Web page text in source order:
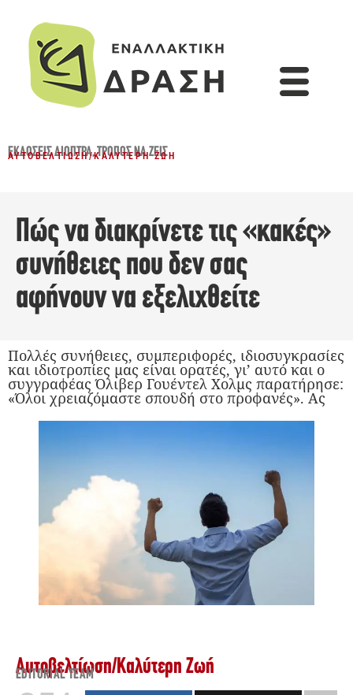
ΕΚΔΌΣΕΙΣ ΔΙΌΠΤΡΑ,ΤΡΌΠΟΣ ΝΑ ΖΕΙΣ
ΑΥΤΟΒΕΛΤΊΩΣΗ/ΚΑΛΎΤΕΡΗ ΖΩΉ
Πώς να διακρίνετε τις «κακές»
συνήθειες που δεν σας
αφήνουν να εξελιχθείτε
Πολλές συνήθειες, συμπεριφορές, ιδιοσυγκρασίες
και ιδιοτροπίες μας είναι ορατές, γι’ αυτό και ο
συγγραφέας Όλιβερ Γουέντελ Χολμς παρατήρησε:
«Όλοι χρειαζόμαστε σπουδή στο προφανές». Ας
Αυτοβελτίωση/Καλύτερη Ζωή
EDITORIAL TEAM